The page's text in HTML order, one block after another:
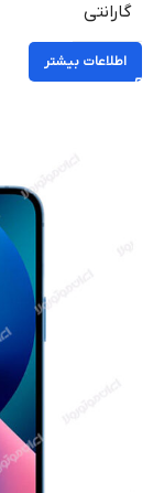
گارانتی
اطلاعات بیشتر